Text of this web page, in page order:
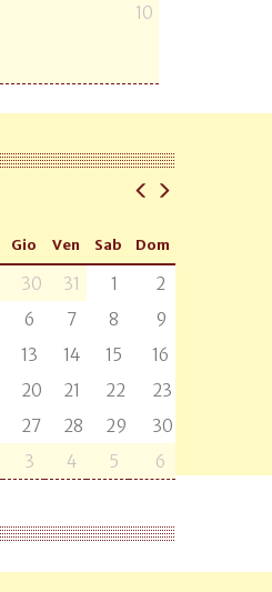
10
Gio Ven Sab Dom
30 31 1
2
6 7 8
9
13 14 15
16
20 21 22
23
27 28 29
30
3 4 5 6